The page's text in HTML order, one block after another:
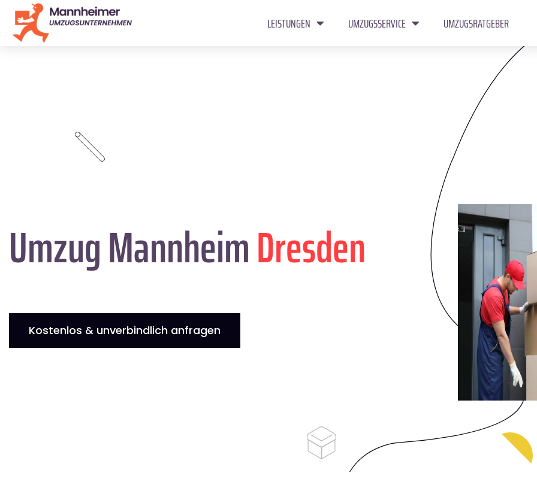
LEISTUNGEN UMZUGSSERVICE UMZUGSRATGEBER
Umzug MannheimDresden
Kostenlos & unverbindlich anfragen